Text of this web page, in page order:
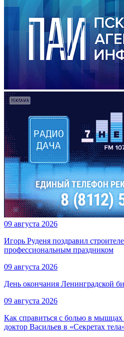
09 августа 2026
Игорь Руденя поздравил
профессиональным праздником
09 августа 2026
День окончания Ленинградской
09 августа 2026
Как справиться с болью в мышцах
доктор Васильев в «Секретах